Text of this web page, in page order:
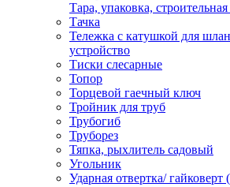
Тара, упаковка,
Тачка
Тележка с катушкой для
устройство
Тиски слесарные
Топор
Торцевой гаечный ключ
Тройник для труб
Трубогиб
Труборез
Тяпка, рыхлитель садовый
Угольник
Ударная отвертка/